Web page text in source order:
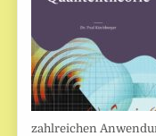
zahlreichen